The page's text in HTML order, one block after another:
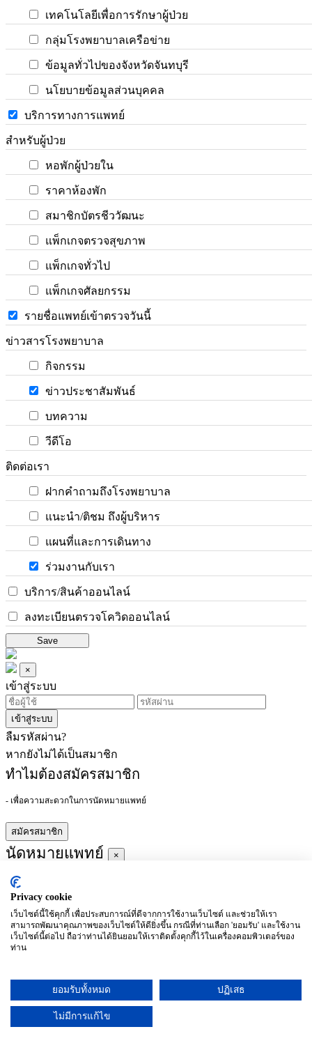
เทคโนโลยีเพื่อการรักษาผู้ป่วย
กลุ่มโรงพยาบาลเครือข่าย
ข้อมูลทั่วไปของจังหวัดจันทบุรี
นโยบายข้อมูลส่วนบุคคล
บริการทางการแพทย์
สำหรับผู้ป่วย
หอพักผู้ป่วยใน
ราคาห้องพัก
สมาชิกบัตรชีววัฒนะ
แพ็กเกจตรวจสุขภาพ
แพ็กเกจทั่วไป
แพ็กเกจศัลยกรรม
รายชื่อแพทย์เข้าตรวจวันนี้
ข่าวสารโรงพยาบาล
กิจกรรม
ข่าวประชาสัมพันธ์
บทความ
วีดีโอ
ติดต่อเรา
ฝากคำถามถึงโรงพยาบาล
แนะนำ/ติชม ถึงผู้บริหาร
แผนที่และการเดินทาง
ร่วมงานกับเรา
บริการ/สินค้าออนไลน์
ลงทะเบียนตรวจโควิดออนไลน์
Save
×
เข้าสู่ระบบ
เข้าสู่ระบบ
ลืมรหัสผ่าน?
หากยังไม่ได้เป็นสมาชิก
ทำไมต้องสมัครสมาชิก
- เพื่อความสะดวกในการนัดหมายแพทย์
สมัครสมาชิก
นัดหมายแพทย์ ×
ผู้ชำนาญการ
ประจำ :
อาทิตย์
จันทร์
(27/09)
อังคาร
(28/09)
พุธ
พฤหัสบดี
ศุกร์
เสาร์
Privacy cookie
เว็บไซต์นี้ใช้คุกกี้ เพื่อประสบการณ์ที่ดีจากการใช้งานเว็บไซต์ และช่วยให้เรา
สามารถพัฒนาคุณภาพของเว็บไซต์ให้ดียิ่งขึ้น กรณีที่ท่านเลือก 'ยอมรับ' และใช้งาน
เว็บไซต์นี้ต่อไป ถือว่าท่านได้ยินยอมให้เราติดตั้งคุกกี้ไว้ในเครื่องคอมพิวเตอร์ของ
ท่าน
ยอมรับทั้งหมด ปฏิเสธ
ไม่มีการแก้ไข